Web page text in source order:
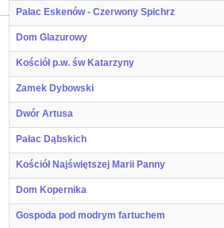
Pałac Eskenów - Czerwony Spichrz
Dom Glazurowy
Kościół p.w. św Katarzyny
Zamek Dybowski
Dwór Artusa
Pałac Dąbskich
Kościół Najświętszej Marii Panny
Dom Kopernika
Gospoda pod modrym fartuchem